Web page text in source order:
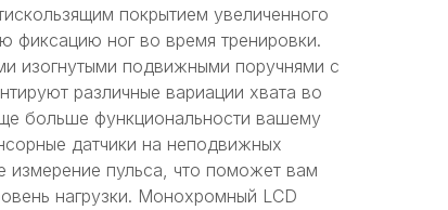
покрытием увеличенного
фиксацию ног во время тренировки.
изогнутыми подвижными поручнями с
различные вариации хвата во
больше функциональности вашему
датчики на неподвижных
измерение пульса, что поможет вам
нагрузки. Монохромный LCD